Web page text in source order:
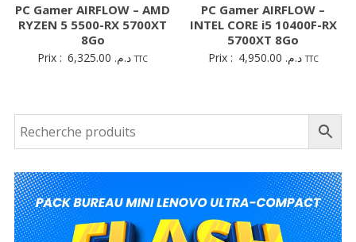
PC Gamer AIRFLOW – AMD
RYZEN 5 5500-RX 5700XT
8Go
Prix : د.م. TTC
PC Gamer AIRFLOW –
INTEL CORE i5 10400F-RX
5700XT 8Go
Prix : د.م. TTC